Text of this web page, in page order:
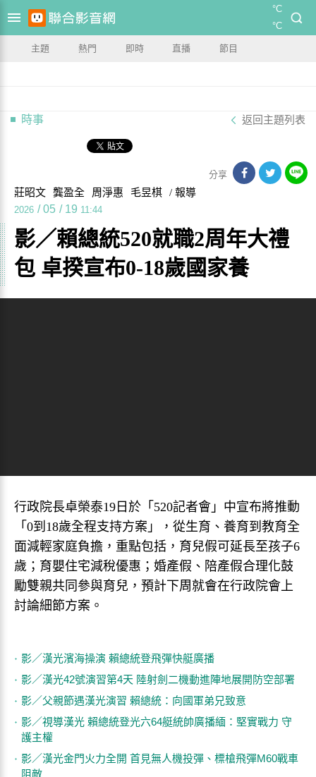
°C
°C
主題 熱門 即時 直播 節目
時事 返回主題列表
分享
莊昭文 龔盈全 周淨惠 毛昱棋 / 報導
2026 / 05 / 19 11:44
影／賴總統520就職2周年大禮
包 卓揆宣布0-18歲國家養
行政院長卓榮泰19日於「520記者會」中宣布將推動
「0到18歲全程支持方案」，從生育、養育到教育全
面減輕家庭負擔，重點包括，育兒假可延長至孩子6
歲；育嬰住宅減稅優惠；婚產假、陪產假合理化鼓
勵雙親共同參與育兒，預計下周就會在行政院會上
討論細節方案。
影／漢光濱海操演 賴總統登飛彈快艇廣播
影／漢光42號演習第4天 陸射劍二機動進陣地展開防空部署
影／父親節遇漢光演習 賴總統：向國軍弟兄致意
影／視導漢光 賴總統登光六64艇統帥廣播緬：堅實戰力 守
護主權
影／漢光金門火力全開 首見無人機投彈、標槍飛彈M60戰車
阻敵